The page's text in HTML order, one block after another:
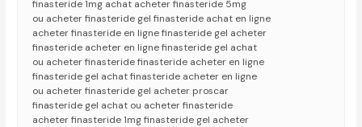
finasteride 1mg achat acheter finasteride 5mg
ou acheter finasteride gel finasteride achat en ligne
acheter finasteride en ligne finasteride gel acheter
finasteride acheter en ligne finasteride gel achat
ou acheter finasteride finasteride acheter en ligne
finasteride gel achat finasteride acheter en ligne
ou acheter finasteride gel acheter proscar
finasteride gel achat ou acheter finasteride
acheter finasteride 1mg finasteride gel acheter